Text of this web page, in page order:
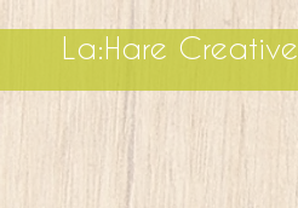
La:Hare Creative